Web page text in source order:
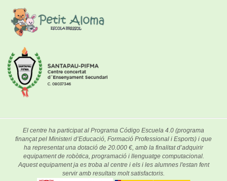
El centre ha participat al Programa Código Escuela 4.0 (programa
finançat pel Ministeri d’Educació, Formació Professional i Esports) i que
ha representat una dotació de 20.000 €, amb la finalitat d’adquirir
equipament de robòtica, programació i llenguatge computacional.
Aquest equipament ja es troba al centre i els i les alumnes l'estan fent
servir amb resultats molt satisfactoris.